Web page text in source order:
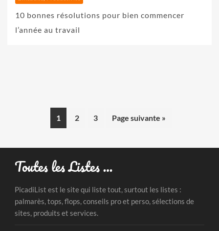
10 bonnes résolutions pour bien commencer
l’année au travail
1 2 3 Page suivante »
Toutes les Listes …
PicadiList est le site qui liste tout, surtout les listes :
palmarès, tops, flops, conseils pro et perso, sélections de
sites, produits et services.